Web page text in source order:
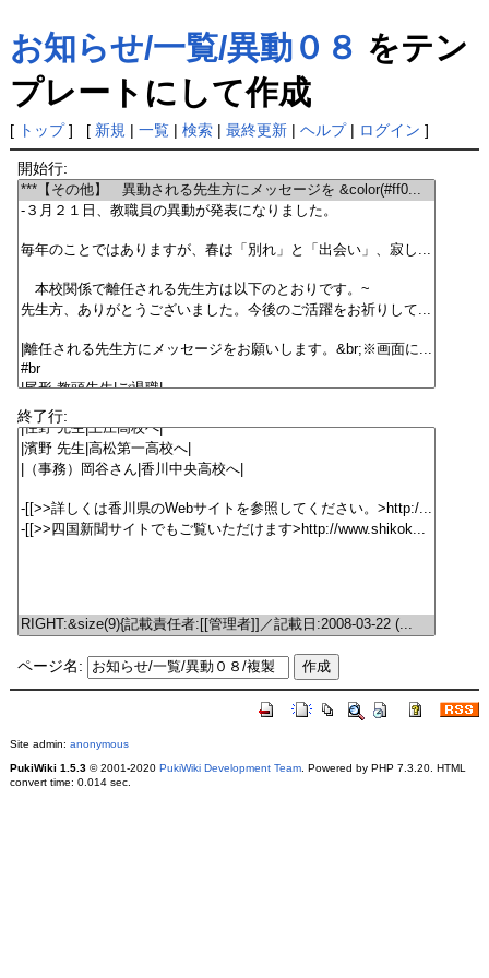
お知らせ/一覧/異動０８ をテン
プレートにして作成
[ トップ] [ 新規 | 一覧| 検索| 最終更新| ヘルプ| ログイン ]
開始行:
終了行:
ページ名:
Site admin: anonymous
PukiWiki 1.5.3© 2001-2020 PukiWiki Development Team. Powered by PHP 7.3.20. HTML
convert time: 0.014 sec.